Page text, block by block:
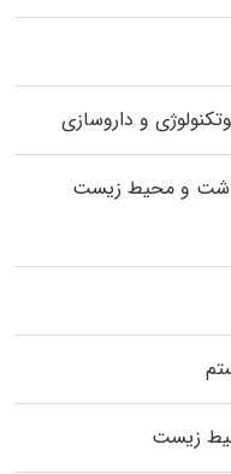
و داروسازی
و محیط زیست
زیست